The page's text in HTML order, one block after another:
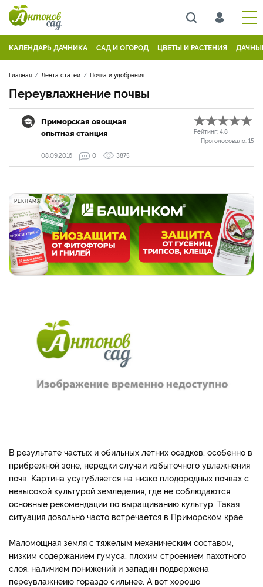
КАЛЕНДАРЬ ДАЧНИКА САД И ОГОРОД ЦВЕТЫ И РАСТЕНИЯ
Главная Лента статей Почва и удобрения
Переувлажнение почвы
Приморская овощная
опытная станция
Рейтинг: 4.8
Проголосовало: 15
08.09.2016
0 3875
РЕКЛАМА
В результате частых и обильных летних осадков, особенно в
прибрежной зоне, нередки случаи избыточного увлажнения
почв. Картина усугубляется на низко плодородных почвах с
невысокой культурой земледелия, где не соблюдаются
основные рекомендации по выращиванию культур. Такая
ситуация довольно часто встречается в Приморском крае.
Маломощная земля с тяжелым механическим составом,
низким содержанием гумуса, плохим строением пахотного
слоя, наличием понижений и западин подвержена
переувлажнеию гораздо сильнее. А вот хорошо